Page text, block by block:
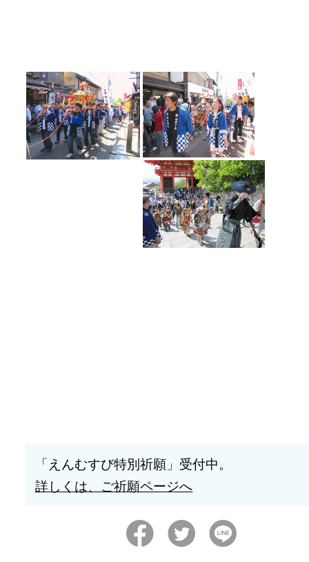
「えんむすび特別祈願」受付中。
詳しくは、ご祈願ページへ